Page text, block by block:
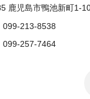
鹿児島市鴨池新町1-
099-213-8538
099-257-7464